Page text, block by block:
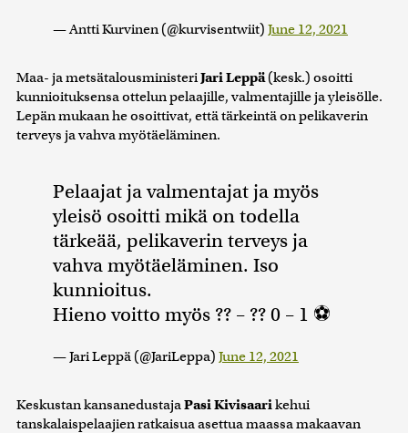
— Antti Kurvinen (@kurvisentwiit) June 12, 2021
Maa- ja metsätalousministeriJari Leppä(kesk.) osoitti
kunnioituksensa ottelun pelaajille, valmentajille ja yleisölle.
Lepän mukaan he osoittivat, että tärkeintä on pelikaverin
terveys ja vahva myötäeläminen.
Pelaajat ja valmentajat ja myös
yleisö osoitti mikä on todella
tärkeää, pelikaverin terveys ja
vahva myötäeläminen. Iso
kunnioitus.
Hieno voitto myös ?? – ?? 0 – 1 ⚽️
— Jari Leppä (@JariLeppa) June 12, 2021
Keskustan kansanedustajaPasi Kivisaarikehui
tanskalaispelaajien ratkaisua asettua maassa makaavan